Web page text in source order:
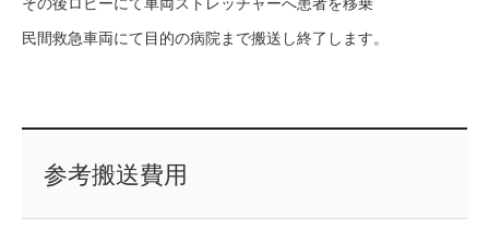
民間救急車両にて目的の病院まで搬送し終了します。
参考搬送費用